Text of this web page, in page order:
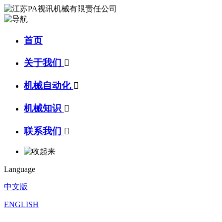
首页
关于我们 
机械自动化 
机械知识 
联系我们 
Language
中文版
ENGLISH